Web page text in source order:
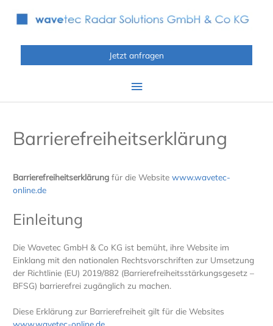
Hauptmenü
Jetzt anfragen
Barrierefreiheitserklärung
Barrierefreiheitserklärung für die Websitewww.wavetec-
online.de
Einleitung
Die Wavetec GmbH & Co KG ist bemüht, ihre Website im
Einklang mit den nationalen Rechtsvorschriften zur Umsetzung
der Richtlinie (EU) 2019/882 (Barrierefreiheitsstärkungsgesetz –
BFSG) barrierefrei zugänglich zu machen.
Diese Erklärung zur Barrierefreiheit gilt für die Websites